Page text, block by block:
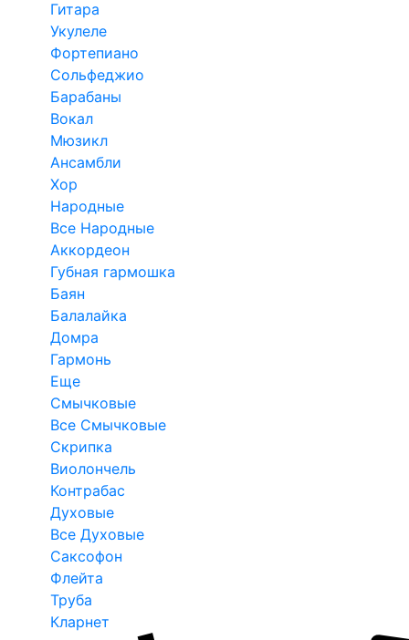
Гитара
Укулеле
Фортепиано
Сольфеджио
Барабаны
Вокал
Мюзикл
Ансамбли
Хор
Народные
Все Народные
Аккордеон
Губная гармошка
Баян
Балалайка
Домра
Гармонь
Еще
Смычковые
Все Смычковые
Скрипка
Виолончель
Контрабас
Духовые
Все Духовые
Саксофон
Флейта
Труба
Кларнет